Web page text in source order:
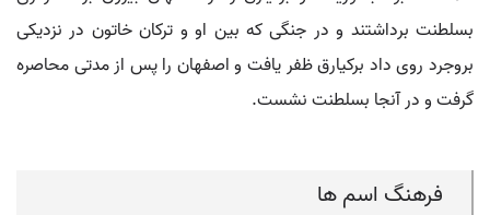
بسلطنت برداشتند و در جنگی که بین او و ترکان خاتون در نزدیکی
بروجرد روی داد برکیارق ظفر یافت و اصفهان را پس از مدتی محاصره
گرفت و در آنجا بسلطنت نشست.
فرهنگ اسم ها